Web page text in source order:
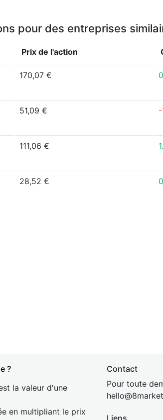
pour des entreprises
Prix de l'action
170,07 €
51,09 € -
111,06 €
28,52 €
?
la valeur d'une
en multipliant le prix
Contact
Pour toute
hello@8market
Liens